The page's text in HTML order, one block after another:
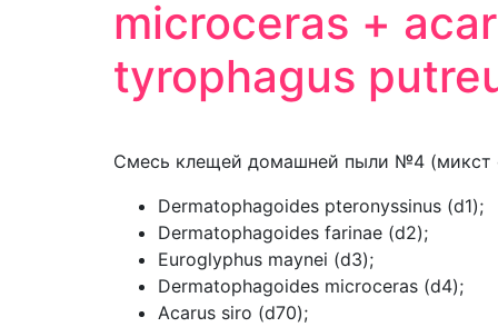
microceras +
tyrophagus
Смесь клещей домашней пыли №4 (микст
Dermatophagoides pteronyssinus (d1);
Dermatophagoides farinae (d2);
Euroglyphus maynei (d3);
Dermatophagoides microceras (d4);
Acarus siro (d70);